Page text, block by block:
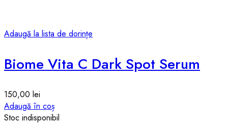
Adaugă la lista de dorințe
Biome Vita C Dark Spot Serum
150,00 lei
Adaugă în coș
Stoc indisponibil